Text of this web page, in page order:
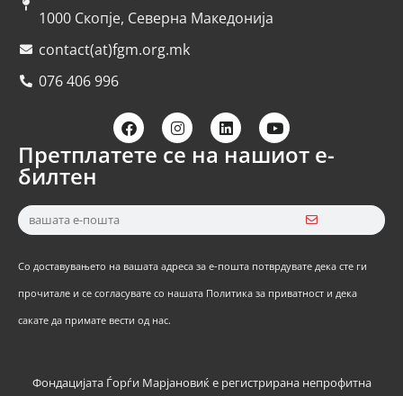
1000 Скопје, Северна Македонија
contact(at)fgm.org.mk
076 406 996
Претплатете се на нашиот е-
билтен
Со доставувањето на вашата адреса за е-пошта потврдувате дека сте ги
прочитале и се согласувате со нашата Политика за приватност и дека
сакате да примате вести од нас.
Фондацијата Ѓорѓи Марјановиќ е регистрирана непрофитна